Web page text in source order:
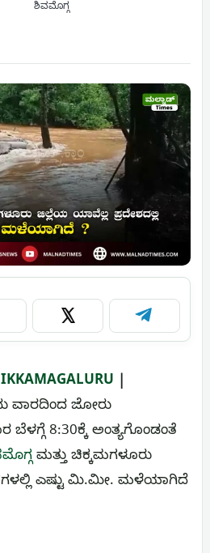
ಶಿವಮೊಗ್ಗ
X Telegram
ವಾರದಿಂದ ಜೋರು
ಬೆಳಗ್ಗೆ 8:30ಕ್ಕೆ ಅಂತ್ಯಗೊಂಡಂತೆ
ಮತ್ತು ಚಿಕ್ಕಮಗಳೂರು
ಎಷ್ಟು ಮಿ.ಮೀ. ಮಳೆಯಾಗಿದೆ